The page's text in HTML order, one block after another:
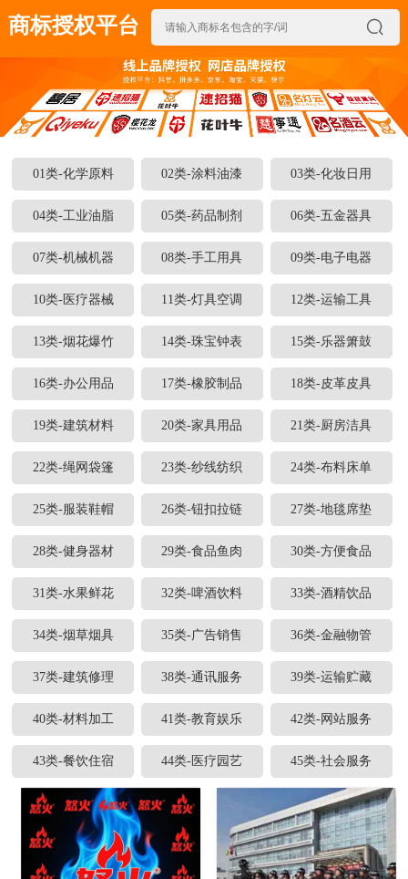
商标授权平台 
01类-化学原料 02类-涂料油漆 03类-化妆日用
04类-工业油脂 05类-药品制剂 06类-五金器具
07类-机械机器 08类-手工用具 09类-电子电器
10类-医疗器械 11类-灯具空调 12类-运输工具
13类-烟花爆竹 14类-珠宝钟表 15类-乐器箫鼓
16类-办公用品 17类-橡胶制品 18类-皮革皮具
19类-建筑材料 20类-家具用品 21类-厨房洁具
22类-绳网袋篷 23类-纱线纺织 24类-布料床单
25类-服装鞋帽 26类-钮扣拉链 27类-地毯席垫
28类-健身器材 29类-食品鱼肉 30类-方便食品
31类-水果鲜花 32类-啤酒饮料 33类-酒精饮品
34类-烟草烟具 35类-广告销售 36类-金融物管
37类-建筑修理 38类-通讯服务 39类-运输贮藏
40类-材料加工 41类-教育娱乐 42类-网站服务
43类-餐饮住宿 44类-医疗园艺 45类-社会服务